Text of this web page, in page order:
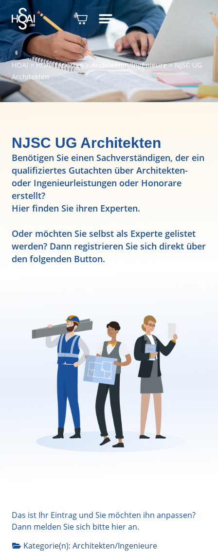
HOAI > HOAI Experten> Architekten/Ingenieure>NJSC UG
Architekten
NJSC UG Architekten
Benötigen Sie einen Sachverständigen, der ein
qualifiziertes Gutachten über Architekten-
oder Ingenieurleistungen oder Honorare
erstellt?
Hier finden Sie ihren Experten.
Oder möchten Sie selbst als Experte gelistet
werden? Dann registrieren Sie sich direkt über
den folgenden Button.
Das ist Ihr Eintrag und Sie möchten ihn anpassen?
Dann melden Sie sich bitte hieran.
Kategorie(n): Architekten/Ingenieure